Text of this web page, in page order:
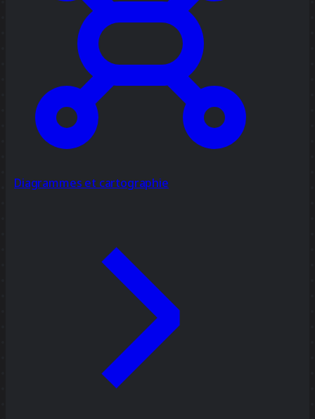
Diagrammes et cartographie